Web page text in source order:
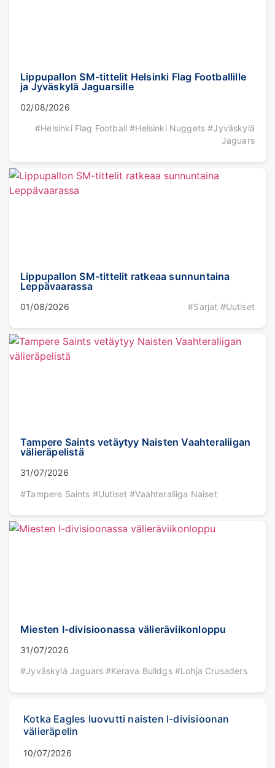
Lippupallon SM-tittelit Helsinki Flag Footballille
ja Jyväskylä Jaguarsille
02/08/2026
#Helsinki Flag Football #Helsinki Nuggets #Jyväskylä
Jaguars
Lippupallon SM-tittelit ratkeaa sunnuntaina
Leppävaarassa
01/08/2026 #Sarjat #Uutiset
Tampere Saints vetäytyy Naisten Vaahteraliigan
välieräpelistä
31/07/2026
#Tampere Saints #Uutiset #Vaahteraliiga Naiset
Miesten I-divisioonassa välieräviikonloppu
31/07/2026
#Jyväskylä Jaguars #Kerava Bulldgs #Lohja Crusaders
Kotka Eagles luovutti naisten I-divisioonan
välieräpelin
10/07/2026